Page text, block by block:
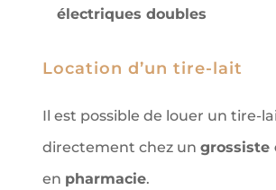
électriques doubles
Location d’un tire-lait
Il est possible de louer un tire-
directement chez un grossiste
en pharmacie.